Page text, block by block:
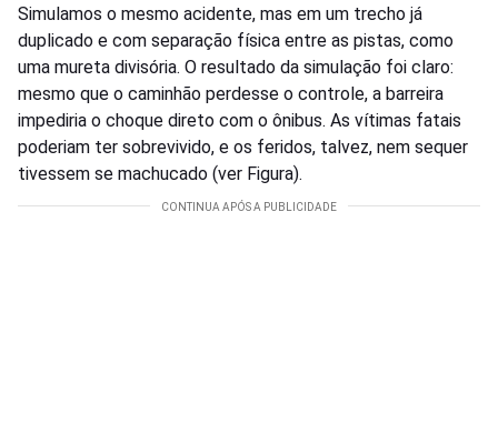
Simulamos o mesmo acidente, mas em um trecho já
duplicado e com separação física entre as pistas, como
uma mureta divisória. O resultado da simulação foi claro:
mesmo que o caminhão perdesse o controle, a barreira
impediria o choque direto com o ônibus. As vítimas fatais
poderiam ter sobrevivido, e os feridos, talvez, nem sequer
tivessem se machucado (ver Figura).